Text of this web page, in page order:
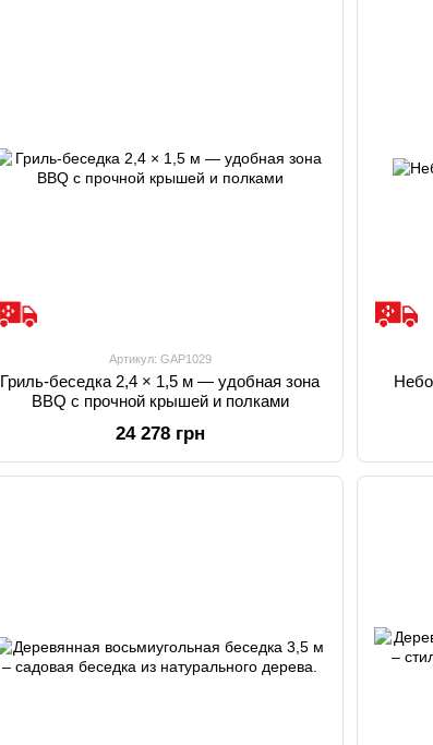
Артикул: GAP1029
Гриль-беседка 2,4 × 1,5 м — удобная зона
BBQ с прочной крышей и полками
24 278 грн